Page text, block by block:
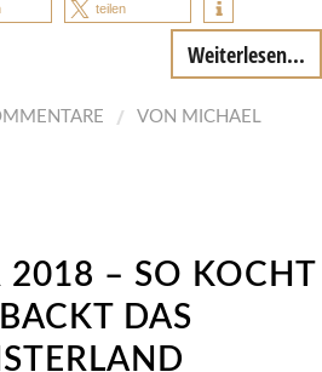
teilen
Weiterlesen...
/ VON MICHAEL
2018 – SO KOCHT
DAS